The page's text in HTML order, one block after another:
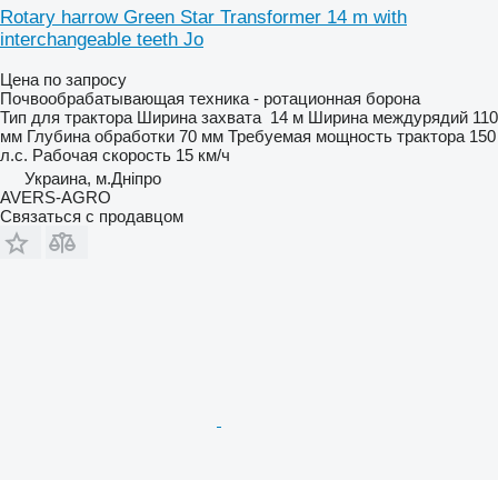
Rotary harrow Green Star Transformer 14 m with
interchangeable teeth Jo
Цена по запросу
Почвообрабатывающая техника - ротационная борона
Тип для трактора Ширина захвата 14 м Ширина междурядий 110
мм Глубина обработки 70 мм Требуемая мощность трактора 150
л.с. Рабочая скорость 15 км/ч
Украина, м.Дніпро
AVERS-AGRO
Связаться с продавцом